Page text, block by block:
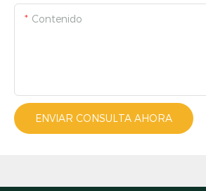
Contenido
ENVIAR CONSULTA AHORA